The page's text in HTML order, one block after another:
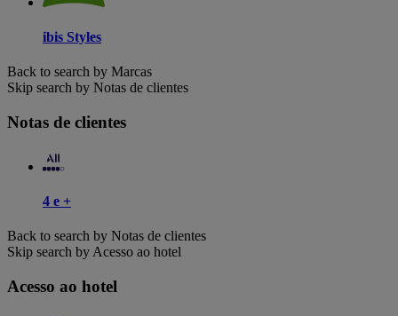
ibis Styles
Back to search by Marcas
Skip search by Notas de clientes
Notas de clientes
4 e +
Back to search by Notas de clientes
Skip search by Acesso ao hotel
Acesso ao hotel